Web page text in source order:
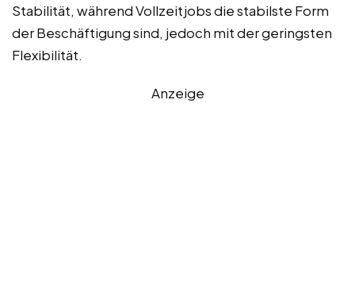
Stabilität, während Vollzeitjobs die stabilste Form
der Beschäftigung sind, jedoch mit der geringsten
Flexibilität.
Anzeige